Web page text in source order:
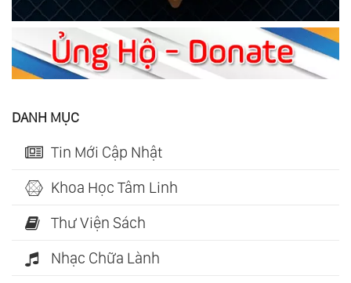
DANH MỤC
Tin Mới Cập Nhật
Khoa Học Tâm Linh
Thư Viện Sách
Nhạc Chữa Lành